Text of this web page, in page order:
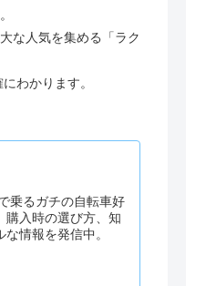
な人気を集める「ラク
わかります。
乗るガチの自転車好
購入時の選び方、知
情報を発信中。